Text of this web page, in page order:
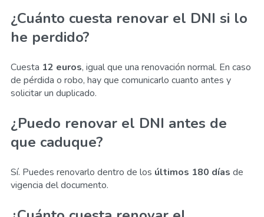
¿Cuánto cuesta renovar el DNI si lo
he perdido?
Cuesta 12 euros, igual que una renovación normal. En caso
de pérdida o robo, hay que comunicarlo cuanto antes y
solicitar un duplicado.
¿Puedo renovar el DNI antes de
que caduque?
Sí. Puedes renovarlo dentro de los últimos 180 días de
vigencia del documento.